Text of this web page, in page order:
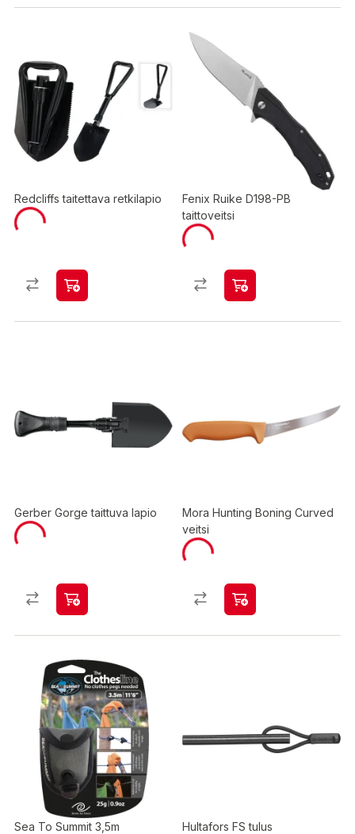
Redcliffs taitettava retkilapio
Fenix Ruike D198-PB
taittoveitsi
Gerber Gorge taittuva lapio
Mora Hunting Boning Curved
veitsi
Sea To Summit 3,5m
Hultafors FS tulus